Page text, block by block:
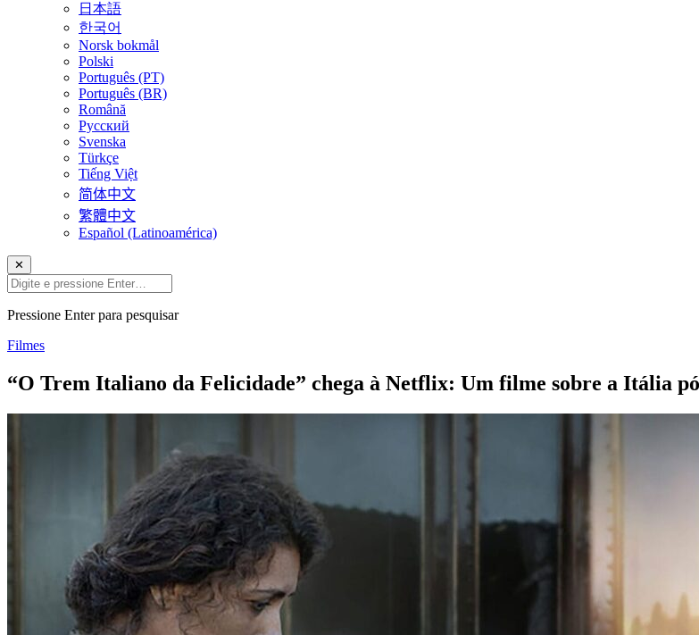
日本語
한국어
Norsk bokmål
Polski
Português (PT)
Português (BR)
Română
Русский
Svenska
Türkçe
Tiếng Việt
简体中文
繁體中文
Español (Latinoamérica)
✕
Pressione Enter para pesquisar
Filmes
“O Trem Italiano da Felicidade” chega à Netflix: Um filme sobre a Itália